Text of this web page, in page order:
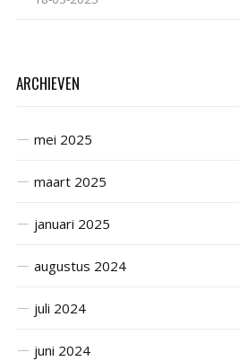
ARCHIEVEN
mei 2025
maart 2025
januari 2025
augustus 2024
juli 2024
juni 2024